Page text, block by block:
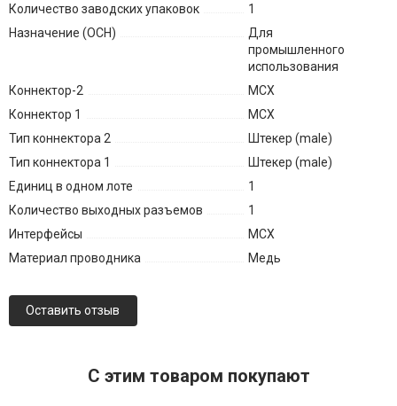
Количество заводских упаковок
1
Назначение (ОСН)
Для
промышленного
использования
Коннектор-2
MCX
Коннектор 1
MCX
Тип коннектора 2
Штекер (male)
Тип коннектора 1
Штекер (male)
Единиц в одном лоте
1
Количество выходных разъемов
1
Интерфейсы
MCX
Материал проводника
Медь
Оставить отзыв
C этим товаром покупают